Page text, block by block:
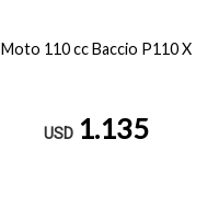
Moto 110 cc Baccio P110 X
USD 1.135